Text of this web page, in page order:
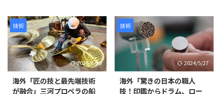
を現代のテクノロジーで再現す
る、革新的なプロジェクトが紹介
されています。 阿弥陀如来と25
体の菩薩が極楽浄土から人々を迎
えに来る情景を、空中を舞うドロ
ーン仏像によって表現するとい
う、伝統文化と最新技術を融合さ
せた試みです。 制作には、約
氏の仕事が紹介されています。日
本刀の鞘は単なる収納具ではな
く、刀身を守る重要な役割を担っ
ています。熟練の職人が幾度も塗
装と研磨を繰り返し、美しさと耐
久性を兼ね備えた鞘を完成させて
いきます。 製造工程は以下のよ
うに進みます。 まず、2枚の木材
技術
2026/6/29
海外「匠の技と最先端技術
が融合」三河プロペラの船
技術
2024/5/27
海外「驚きの日本の職人
技！印鑑からドラム、ロー